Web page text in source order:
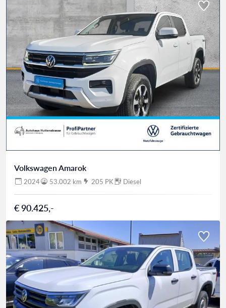
Volkswagen Amarok
2024 53.002 km 205 PK Diesel
€ 90.425,-